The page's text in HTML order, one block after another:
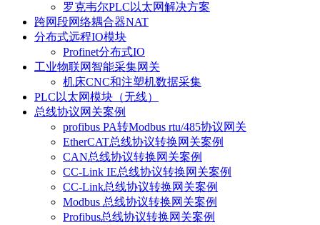
罗克韦尔PLC以太网解决方案
跨网段网络耦合器NAT
分布式远程IO模块
Profinet分布式IO
工业物联网智能采集网关
机床CNC和注塑机数据采集
PLC以太网模块（无线）
总线协议网关案例
profibus PA转Modbus rtu/485协议网关
EtherCAT总线协议转换网关案例
CAN总线协议转换网关案例
CC-Link IE总线协议转换网关案例
CC-Link总线协议转换网关案例
Modbus 总线协议转换网关案例
Profibus总线协议转换网关案例